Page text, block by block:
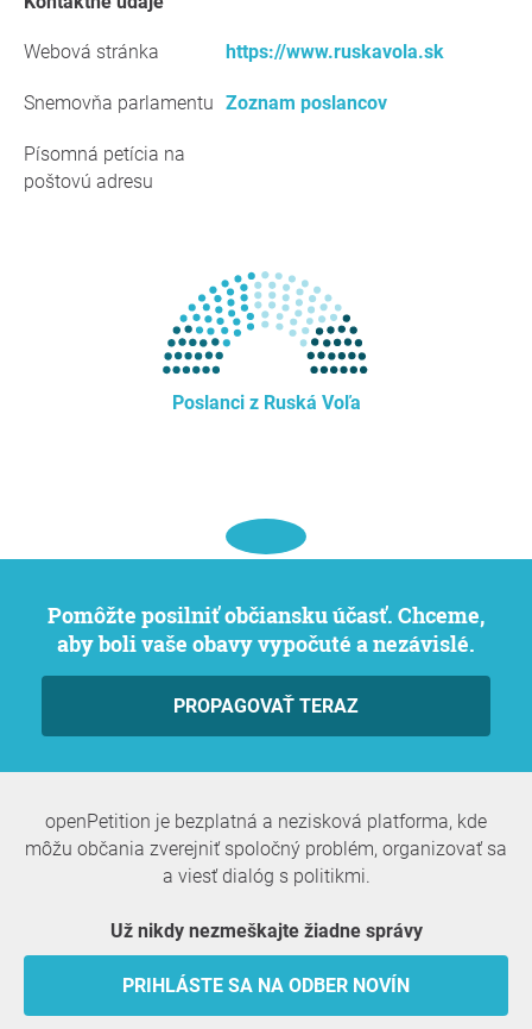
Webová stránka https://www.ruskavola.sk
Snemovňa parlamentu Zoznam poslancov
Písomná petícia na
poštovú adresu
Poslanci z Ruská Voľa
Pomôžte posilniť občiansku účasť. Chceme,
aby boli vaše obavy vypočuté a nezávislé.
PROPAGOVAŤ TERAZ
openPetition je bezplatná a nezisková platforma, kde
môžu občania zverejniť spoločný problém, organizovať sa
a viesť dialóg s politikmi.
Už nikdy nezmeškajte žiadne správy
PRIHLÁSTE SA NA ODBER NOVÍN